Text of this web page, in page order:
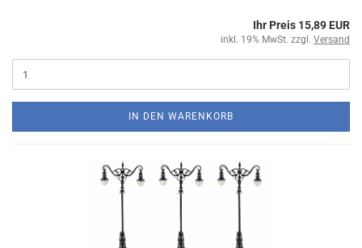
Ihr Preis 15,89 EUR
inkl. 19% MwSt. zzgl. Versand
IN DEN WARENKORB